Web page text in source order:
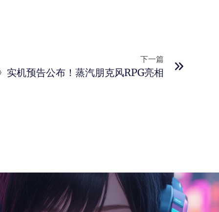
下一篇
实机预告公布！蒸汽朋克风RPG亮相